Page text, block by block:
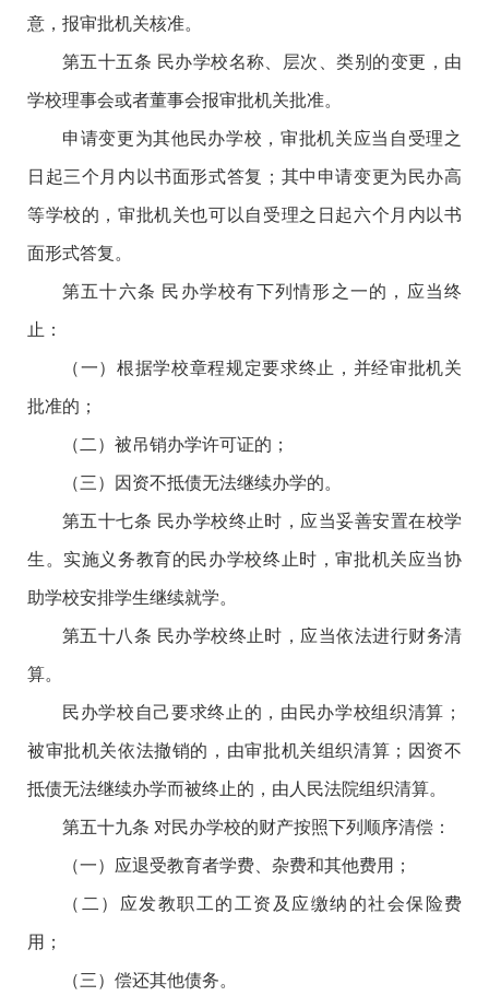
意，报审批机关核准。
第五十五条 民办学校名称、层次、类别的变更，由
学校理事会或者董事会报审批机关批准。
申请变更为其他民办学校，审批机关应当自受理之
日起三个月内以书面形式答复；其中申请变更为民办高
等学校的，审批机关也可以自受理之日起六个月内以书
面形式答复。
第五十六条 民办学校有下列情形之一的，应当终
止：
（一）根据学校章程规定要求终止，并经审批机关
批准的；
（二）被吊销办学许可证的；
（三）因资不抵债无法继续办学的。
第五十七条 民办学校终止时，应当妥善安置在校学
生。实施义务教育的民办学校终止时，审批机关应当协
助学校安排学生继续就学。
第五十八条 民办学校终止时，应当依法进行财务清
算。
民办学校自己要求终止的，由民办学校组织清算；
被审批机关依法撤销的，由审批机关组织清算；因资不
抵债无法继续办学而被终止的，由人民法院组织清算。
第五十九条 对民办学校的财产按照下列顺序清偿：
（一）应退受教育者学费、杂费和其他费用；
（二）应发教职工的工资及应缴纳的社会保险费
用；
（三）偿还其他债务。